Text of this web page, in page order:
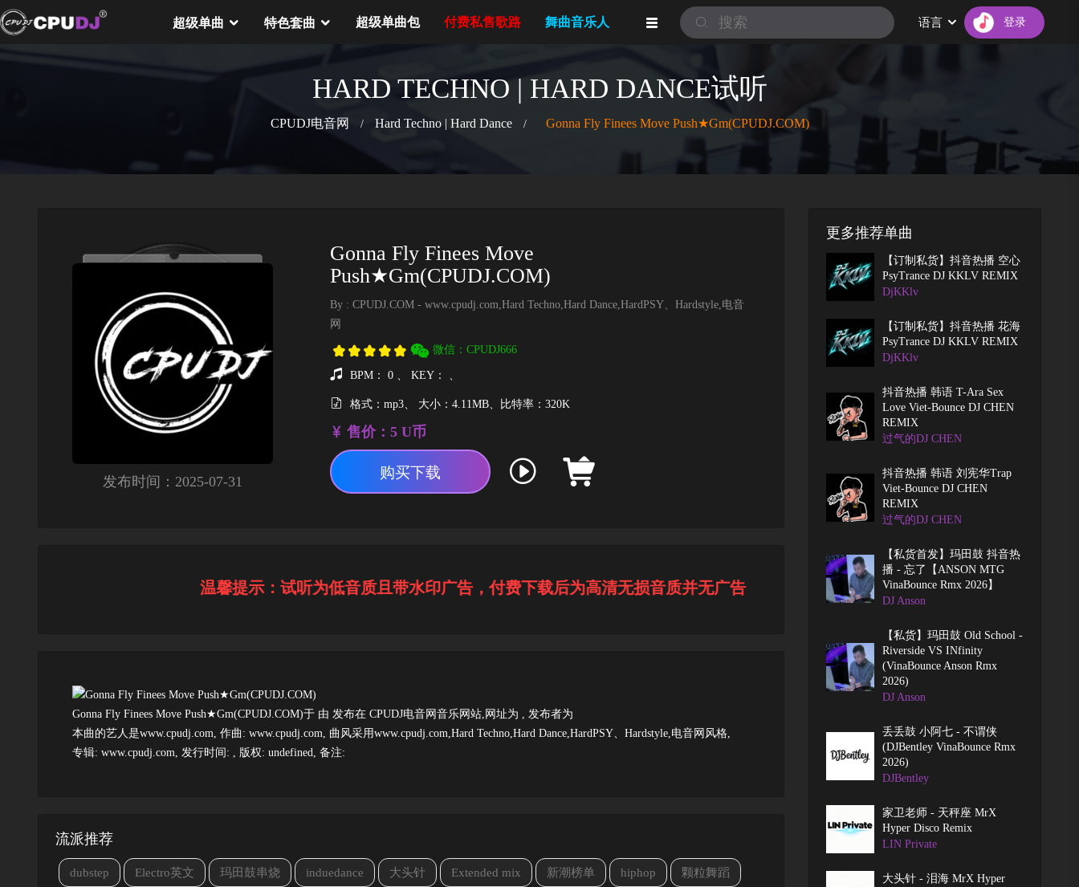
超级单曲 特色套曲 超级单曲包 付费私售歌路 舞曲音乐人 视频MV 会员咨询 语言 登录
HARD TECHNO | HARD DANCE试听
CPUDJ电音网 / Hard Techno | Hard Dance / Gonna Fly Finees Move Push★Gm(CPUDJ.COM)
发布时间：2025-07-31
Gonna Fly Finees Move
Push★Gm(CPUDJ.COM)
By : CPUDJ.COM - www.cpudj.com,Hard Techno,Hard Dance,HardPSY、Hardstyle,电音
网
微信：CPUDJ666
BPM： 0 、 KEY： 、
格式：mp3、 大小：4.11MB、比特率：320K
售价：5 U币
购买下载
温馨提示：试听为低音质且带水印广告，付费下载后为高清无损音质并无广告，放心下载！
Gonna Fly Finees Move Push★Gm(CPUDJ.COM)于 由 发布在 CPUDJ电音网音乐网站,网址为 , 发布者为
本曲的艺人是www.cpudj.com, 作曲: www.cpudj.com, 曲风采用www.cpudj.com,Hard Techno,Hard Dance,HardPSY、Hardstyle,电音网风格,
专辑: www.cpudj.com, 发行时间: , 版权: undefined, 备注:
流派推荐
dubstep Electro英文 玛田鼓串烧 induedance 大头针 Extended mix 新潮榜单 hiphop 颗粒舞蹈
更多推荐单曲
【订制私货】抖音热播 空心
PsyTrance DJ KKLV REMIX
DjKKlv
【订制私货】抖音热播 花海
PsyTrance DJ KKLV REMIX
DjKKlv
抖音热播 韩语 T-Ara Sex
Love Viet-Bounce DJ CHEN
REMIX
过气的DJ CHEN
抖音热播 韩语 刘宪华Trap
Viet-Bounce DJ CHEN
REMIX
过气的DJ CHEN
【私货首发】玛田鼓 抖音热
播 - 忘了【ANSON MTG
VinaBounce Rmx 2026】
DJ Anson
【私货】玛田鼓 Old School -
Riverside VS INfinity
(VinaBounce Anson Rmx
2026)
DJ Anson
丢丢鼓 小阿七 - 不谓侠
(DJBentley VinaBounce Rmx
2026)
DJBentley
家卫老师 - 天秤座 MrX
Hyper Disco Remix
LIN Private
大头针 - 泪海 MrX Hyper